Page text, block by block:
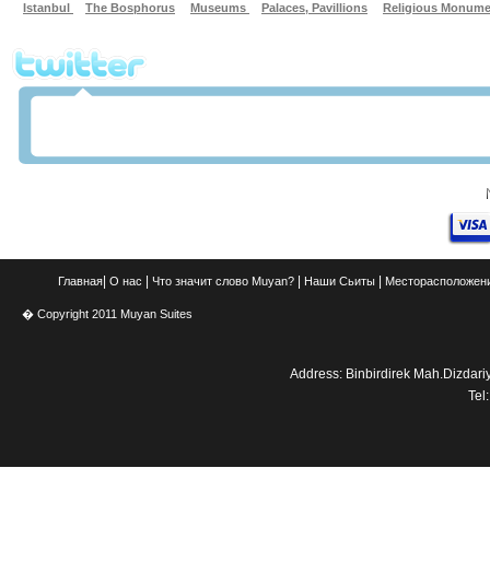
Istanbul The Bosphorus Museums Palaces, Pavillions Religious
Главная| О нас Что значит слово Muyan?| Наши Сьиты|
� Copyright 2011 Muyan Suites
Address: Binbirdirek